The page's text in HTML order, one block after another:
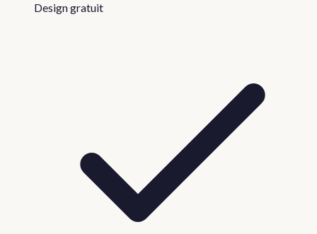
Design gratuit